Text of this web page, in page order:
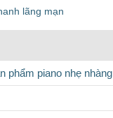
lãng mạn
phẩm piano nhẹ nhàng